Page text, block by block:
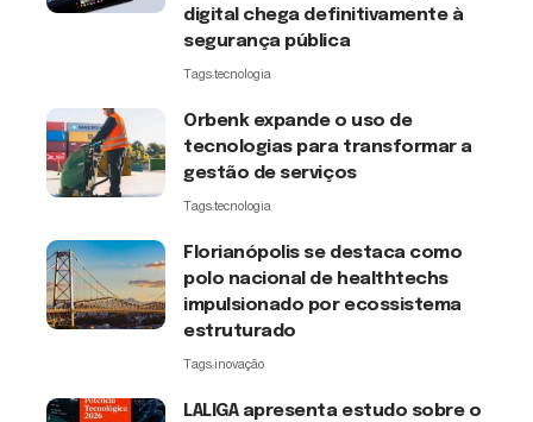
digital chega definitivamente à
segurança pública
Tags:tecnologia
Orbenk expande o uso de
tecnologias para transformar a
gestão de serviços
Tags:tecnologia
Florianópolis se destaca como
polo nacional de healthtechs
impulsionado por ecossistema
estruturado
Tags:inovação
LALIGA apresenta estudo sobre o